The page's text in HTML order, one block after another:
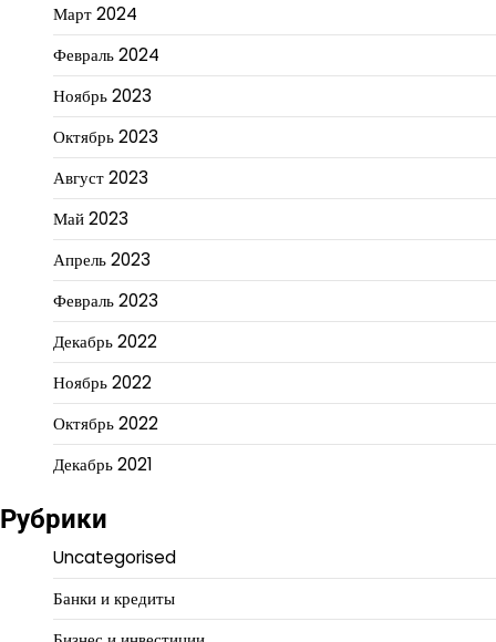
Март 2024
Февраль 2024
Ноябрь 2023
Октябрь 2023
Август 2023
Май 2023
Апрель 2023
Февраль 2023
Декабрь 2022
Ноябрь 2022
Октябрь 2022
Декабрь 2021
Рубрики
Uncategorised
Банки и кредиты